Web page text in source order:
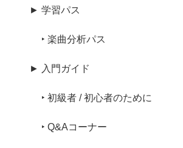
► 学習パス
‣ 楽曲分析パス
► 入門ガイド
‣ 初級者 / 初心者のために
‣ Q&Aコーナー